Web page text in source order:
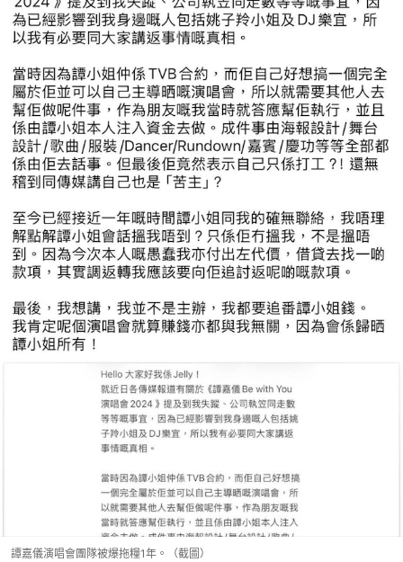
譚嘉儀演唱會團隊被爆拖糧1年。（截圖）